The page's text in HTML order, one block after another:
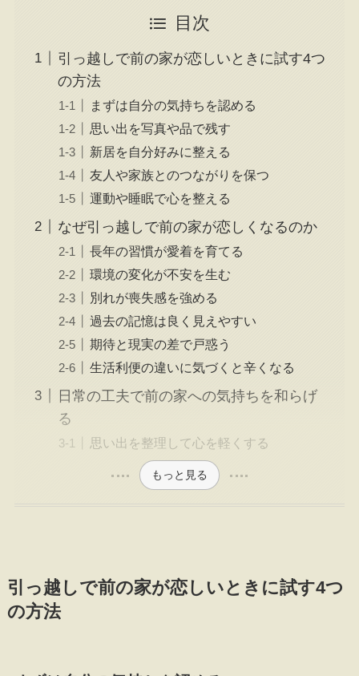
目次
引っ越しで前の家が恋しいときに試す4つ
の方法
まずは自分の気持ちを認める
思い出を写真や品で残す
新居を自分好みに整える
友人や家族とのつながりを保つ
運動や睡眠で心を整える
なぜ引っ越しで前の家が恋しくなるのか
長年の習慣が愛着を育てる
環境の変化が不安を生む
別れが喪失感を強める
過去の記憶は良く見えやすい
期待と現実の差で戸惑う
生活利便の違いに気づくと辛くなる
日常の工夫で前の家への気持ちを和らげ
る
思い出を整理して心を軽くする
もっと見る
引っ越しで前の家が恋しいときに試す4つ
の方法